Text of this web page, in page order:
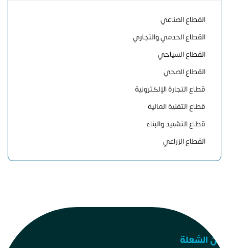
القطاع الصناعي
القطاع الخدمي والتجاري
القطاع السياحي
القطاع الصحي
قطاع التجارة الإلكترونية
قطاع التقنية المالية
قطاع التشييد والبناء
القطاع الزراعي
عن الشعلة